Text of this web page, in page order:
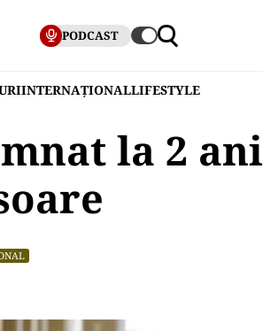
PODCAST
INTERNAȚIONALLIFESTYLE
la 2 ani